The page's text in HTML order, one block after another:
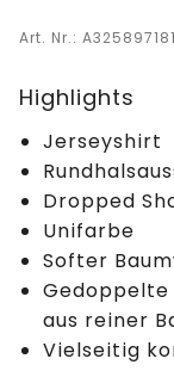
Art. Nr.:
Highlights
Jerseyshirt
Dropped
Unifarbe
Softer
aus reiner
Vielseitig